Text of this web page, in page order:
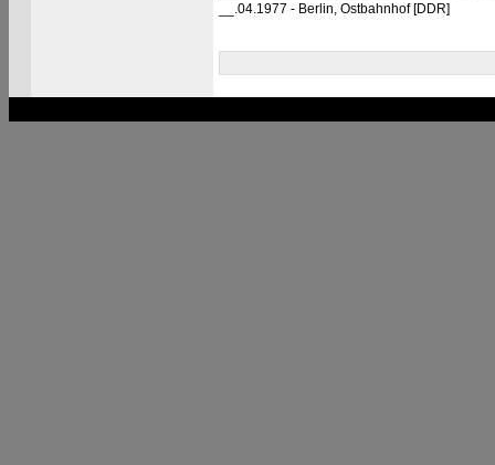
__.04.1977 - Berlin, Ostbahnhof [DDR]